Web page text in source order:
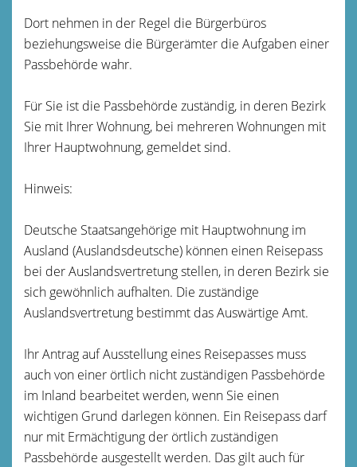
Dort nehmen in der Regel die Bürgerbüros
beziehungsweise die Bürgerämter die Aufgaben einer
Passbehörde wahr.
Für Sie ist die Passbehörde zuständig, in deren Bezirk
Sie mit Ihrer Wohnung, bei mehreren Wohnungen mit
Ihrer Hauptwohnung, gemeldet sind.
Hinweis:
Deutsche Staatsangehörige mit Hauptwohnung im
Ausland (Auslandsdeutsche) können einen Reisepass
bei der Auslandsvertretung stellen, in deren Bezirk sie
sich gewöhnlich aufhalten. Die zuständige
Auslandsvertretung bestimmt das Auswärtige Amt.
Ihr Antrag auf Ausstellung eines Reisepasses muss
auch von einer örtlich nicht zuständigen Passbehörde
im Inland bearbeitet werden, wenn Sie einen
wichtigen Grund darlegen können. Ein Reisepass darf
nur mit Ermächtigung der örtlich zuständigen
Passbehörde ausgestellt werden. Das gilt auch für